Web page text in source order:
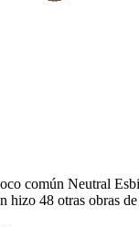
común Neutral
hizo 48 otras obras